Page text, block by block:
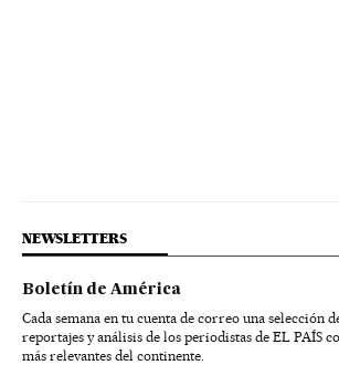
NEWSLETTERS
Boletín de América
Cada semana en tu cuenta de correo una selección
reportajes y análisis de los periodistas de EL PAÍS
más relevantes del continente.